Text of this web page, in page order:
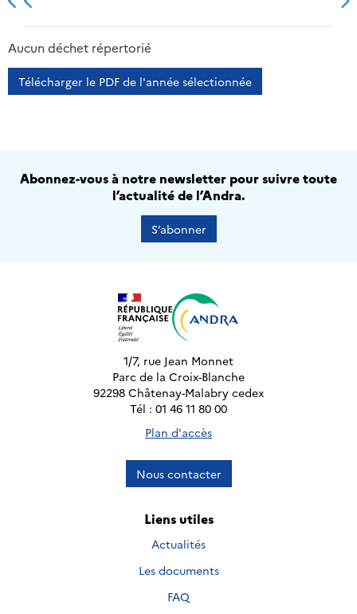
2013 2014
Aucun déchet répertorié
Télécharger le PDF de l'année sélectionnée
Abonnez-vous à notre newsletter pour suivre toute
l’actualité de l’Andra.
S’abonner
1/7, rue Jean Monnet
Parc de la Croix-Blanche
92298 Châtenay-Malabry cedex
Tél : 01 46 11 80 00
Plan d'accès
Nous contacter
Liens utiles
Actualités
Les documents
FAQ